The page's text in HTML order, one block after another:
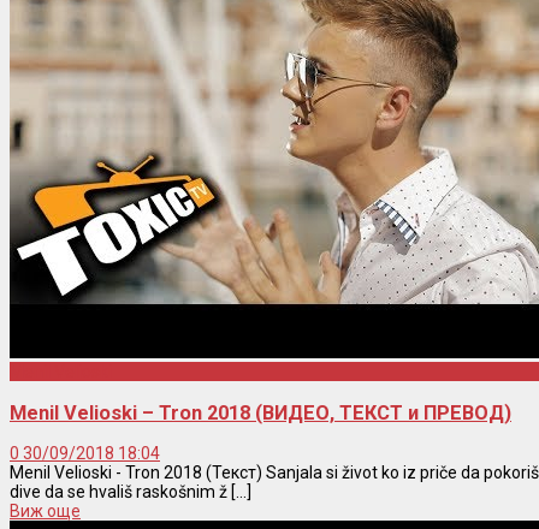
Menil Velioski – Tron 2018 (ВИДЕО, ТЕКСТ и ПРЕВОД)
0 30/09/2018 18:04
Menil Velioski - Tron 2018 (Текст) Sanjala si život ko iz priče da
dive da se hvališ raskošnim ž [...]
Виж още